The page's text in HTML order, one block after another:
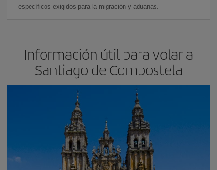
específicos exigidos para la migración y aduanas.
Información útil para volar a
Santiago de Compostela